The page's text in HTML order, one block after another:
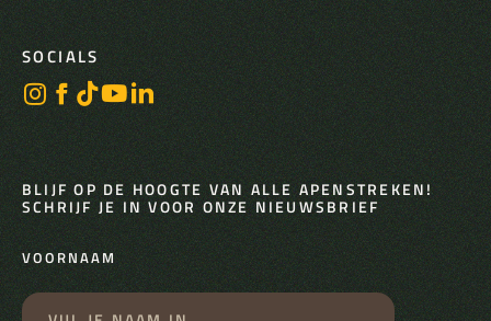
SOCIALS
BLIJF OP DE HOOGTE VAN ALLE APENSTREKEN!
SCHRIJF JE IN VOOR ONZE NIEUWSBRIEF
VOORNAAM